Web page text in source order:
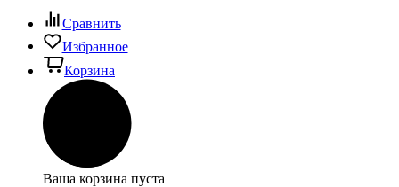
Сравнить
Избранное
Корзина
Ваша корзина пуста